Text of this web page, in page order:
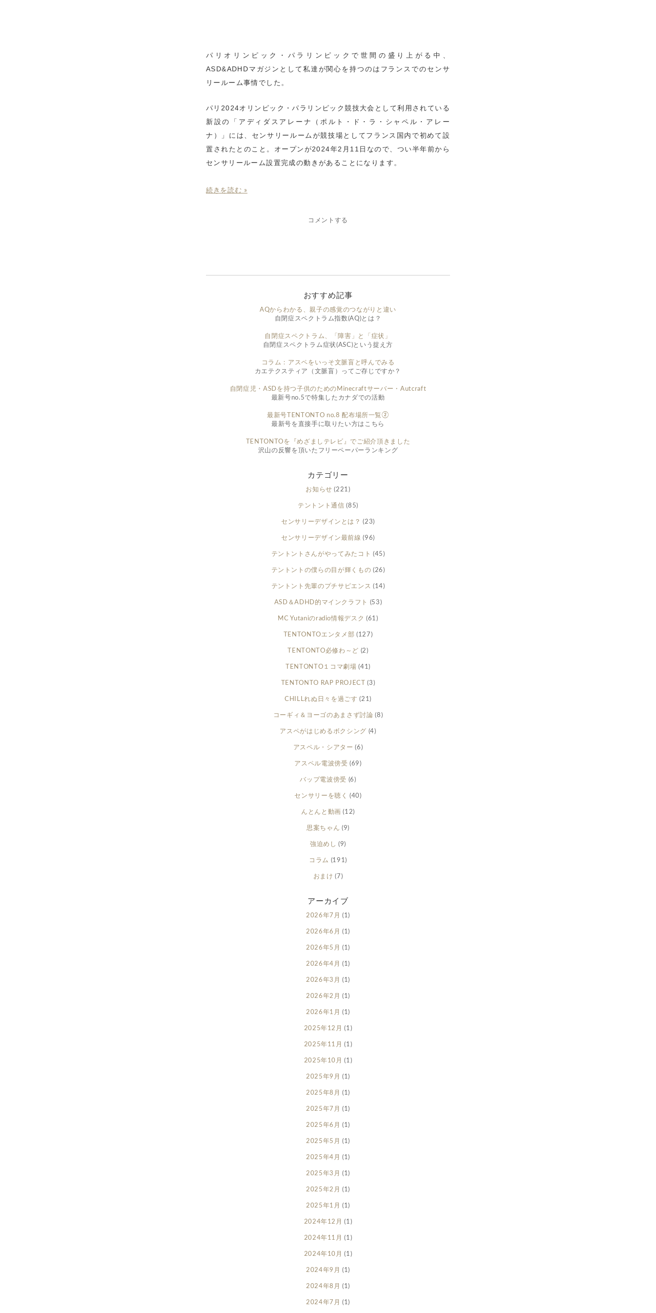
パリオリンピック・パラリンピックで世間の盛り上がる中、
ASD&ADHDマガジンとして私達が関心を持つのはフランスでのセンサ
リールーム事情でした。
パリ2024オリンピック・パラリンピック競技大会として利用されている
新設の「アディダスアレーナ（ポルト・ド・ラ・シャペル・アレー
ナ）」には、センサリールームが競技場としてフランス国内で初めて設
置されたとのこと。オープンが2024年2月11日なので、つい半年前から
センサリールーム設置完成の動きがあることになります。
続きを読む »
コメントする
おすすめ記事
AQからわかる、親子の感覚のつながりと違い
自閉症スペクトラム指数(AQ)とは？
自閉症スペクトラム、「障害」と「症状」
自閉症スペクトラム症状(ASC)という捉え方
コラム：アスペをいっそ文脈盲と呼んでみる
カエテクスティア（文脈盲）ってご存じですか？
自閉症児・ASDを持つ子供のためのMinecraftサーバー・Autcraft
最新号no.5で特集したカナダでの活動
最新号TENTONTO no.8 配布場所一覧②
最新号を直接手に取りたい方はこちら
TENTONTOを『めざましテレビ』でご紹介頂きました
沢山の反響を頂いたフリーペーパーランキング
カテゴリー
お知らせ (221)
テントント通信 (85)
センサリーデザインとは？ (23)
センサリーデザイン最前線 (96)
テントントさんがやってみたコト (45)
テントントの僕らの目が輝くもの (26)
テントント先輩のプチサピエンス (14)
ASD＆ADHD的マインクラフト (53)
MC Yutaniのradio情報デスク (61)
TENTONTOエンタメ部 (127)
TENTONTO必修わ～ど (2)
TENTONTO１コマ劇場 (41)
TENTONTO RAP PROJECT (3)
CHILLれぬ日々を過ごす (21)
コーギィ＆ヨーゴのあまさず討論 (8)
アスペがはじめるボクシング (4)
アスペル・シアター (6)
アスペル電波傍受 (69)
バップ電波傍受 (6)
センサリーを聴く (40)
んとんと動画 (12)
思案ちゃん (9)
強迫めし (9)
コラム (191)
おまけ (7)
アーカイブ
2026年7月 (1)
2026年6月 (1)
2026年5月 (1)
2026年4月 (1)
2026年3月 (1)
2026年2月 (1)
2026年1月 (1)
2025年12月 (1)
2025年11月 (1)
2025年10月 (1)
2025年9月 (1)
2025年8月 (1)
2025年7月 (1)
2025年6月 (1)
2025年5月 (1)
2025年4月 (1)
2025年3月 (1)
2025年2月 (1)
2025年1月 (1)
2024年12月 (1)
2024年11月 (1)
2024年10月 (1)
2024年9月 (1)
2024年8月 (1)
2024年7月 (1)